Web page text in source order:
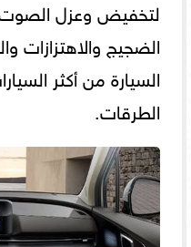
لتخفيض وعزل
الضجيج والاهتزازات
السيارة من أكثر
الطرقات.